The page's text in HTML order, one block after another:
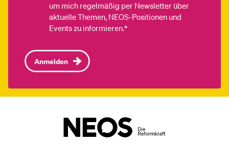
um mich regelmäßig per Newsletter über
aktuelle Themen, NEOS-Positionen und
Events zu informieren.*
Anmelden